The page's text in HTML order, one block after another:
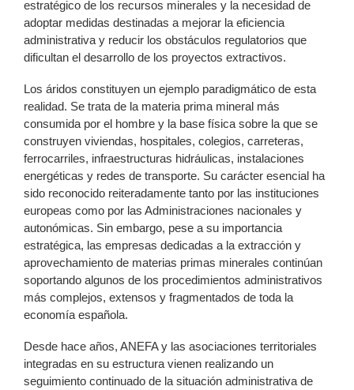
estratégico de los recursos minerales y la necesidad de
adoptar medidas destinadas a mejorar la eficiencia
administrativa y reducir los obstáculos regulatorios que
dificultan el desarrollo de los proyectos extractivos.
Los áridos constituyen un ejemplo paradigmático de esta
realidad. Se trata de la materia prima mineral más
consumida por el hombre y la base física sobre la que se
construyen viviendas, hospitales, colegios, carreteras,
ferrocarriles, infraestructuras hidráulicas, instalaciones
energéticas y redes de transporte. Su carácter esencial ha
sido reconocido reiteradamente tanto por las instituciones
europeas como por las Administraciones nacionales y
autonómicas. Sin embargo, pese a su importancia
estratégica, las empresas dedicadas a la extracción y
aprovechamiento de materias primas minerales continúan
soportando algunos de los procedimientos administrativos
más complejos, extensos y fragmentados de toda la
economía española.
Desde hace años, ANEFA y las asociaciones territoriales
integradas en su estructura vienen realizando un
seguimiento continuado de la situación administrativa de